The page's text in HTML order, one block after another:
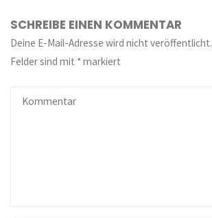
SCHREIBE EINEN KOMMENTAR
Deine E-Mail-Adresse wird nicht veröffentlicht.
Felder sind mit *markiert